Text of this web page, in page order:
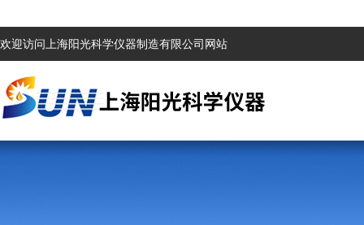
欢迎访问上海阳光科学仪器制造有限公司网站